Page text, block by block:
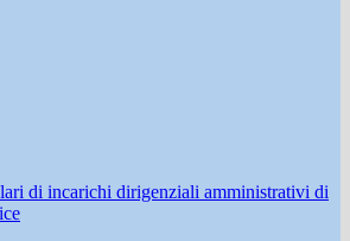
di incarichi dirigenziali amministrativi di